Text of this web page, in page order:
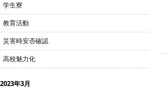
学生寮
教育活動
災害時安否確認
高校魅力化
2023年3月